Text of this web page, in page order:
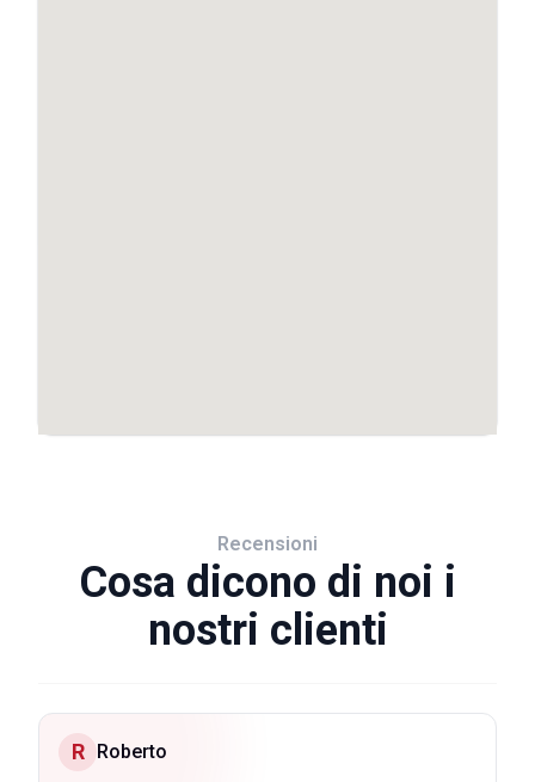
Recensioni
Cosa dicono di noi i
nostri clienti
R Roberto